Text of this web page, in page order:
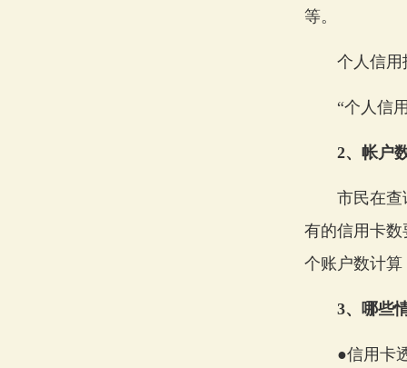
等。
个人信用
“个人信用
2、帐户
市民在查询
有的信用卡
个账户数计
3、哪些
●信用卡透